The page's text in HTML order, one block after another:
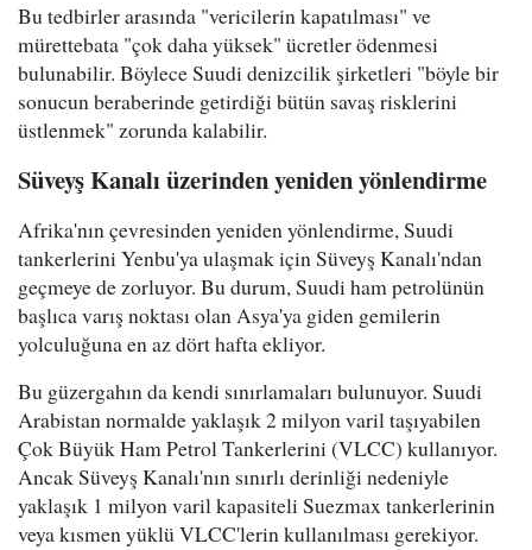
Bu tedbirler arasında "vericilerin kapatılması" ve
mürettebata "çok daha yüksek" ücretler ödenmesi
bulunabilir. Böylece Suudi denizcilik şirketleri "böyle bir
sonucun beraberinde getirdiği bütün savaş risklerini
üstlenmek" zorunda kalabilir.
Süveyş Kanalı üzerinden yeniden yönlendirme
Afrika'nın çevresinden yeniden yönlendirme, Suudi
tankerlerini Yenbu'ya ulaşmak için Süveyş Kanalı'ndan
geçmeye de zorluyor. Bu durum, Suudi ham petrolünün
başlıca varış noktası olan Asya'ya giden gemilerin
yolculuğuna en az dört hafta ekliyor.
Bu güzergahın da kendi sınırlamaları bulunuyor. Suudi
Arabistan normalde yaklaşık 2 milyon varil taşıyabilen
Çok Büyük Ham Petrol Tankerlerini (VLCC) kullanıyor.
Ancak Süveyş Kanalı'nın sınırlı derinliği nedeniyle
yaklaşık 1 milyon varil kapasiteli Suezmax tankerlerinin
veya kısmen yüklü VLCC'lerin kullanılması gerekiyor.